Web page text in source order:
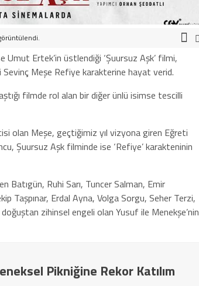
Umut Ertek’in üstlendiği ‘Şuursuz Aşk’ filmi,
Meşe Refiye karakterine hayat verid.
filmde rol alan bir diğer ünlü isimse tescilli
olan Meşe, geçtiğimiz yıl vizyona giren Eğreti
Şuursuz Aşk filminde ise ‘Refiye’ karakteninin
Batıgün, Ruhi Sarı, Tuncer Salman, Emir
Taşpınar, Erdal Ayna, Volga Sorgu, Seher Terzi,
zihinsel engeli olan Yusuf ile Menekşe’nin
Pikniğine Rekor Katılım